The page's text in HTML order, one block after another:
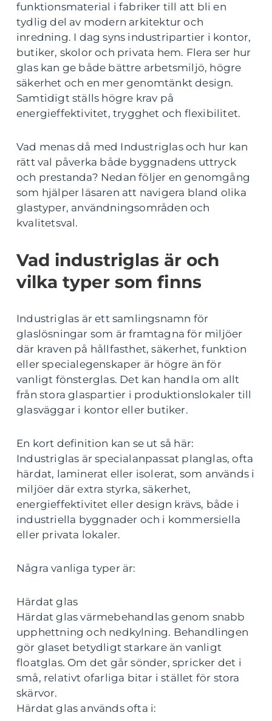
funktionsmaterial i fabriker till att bli en
tydlig del av modern arkitektur och
inredning. I dag syns industripartier i kontor,
butiker, skolor och privata hem. Flera ser hur
glas kan ge både bättre arbetsmiljö, högre
säkerhet och en mer genomtänkt design.
Samtidigt ställs högre krav på
energieffektivitet, trygghet och flexibilitet.
Vad menas då med Industriglas och hur kan
rätt val påverka både byggnadens uttryck
och prestanda? Nedan följer en genomgång
som hjälper läsaren att navigera bland olika
glastyper, användningsområden och
kvalitetsval.
Vad industriglas är och
vilka typer som finns
Industriglas är ett samlingsnamn för
glaslösningar som är framtagna för miljöer
där kraven på hållfasthet, säkerhet, funktion
eller specialegenskaper är högre än för
vanligt fönsterglas. Det kan handla om allt
från stora glaspartier i produktionslokaler till
glasväggar i kontor eller butiker.
En kort definition kan se ut så här:
Industriglas är specialanpassat planglas, ofta
härdat, laminerat eller isolerat, som används i
miljöer där extra styrka, säkerhet,
energieffektivitet eller design krävs, både i
industriella byggnader och i kommersiella
eller privata lokaler.
Några vanliga typer är:
Härdat glas
Härdat glas värmebehandlas genom snabb
upphettning och nedkylning. Behandlingen
gör glaset betydligt starkare än vanligt
floatglas. Om det går sönder, spricker det i
små, relativt ofarliga bitar i stället för stora
skärvor.
Härdat glas används ofta i: